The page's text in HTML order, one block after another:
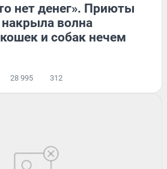
нет денег». Приюты
волна
и собак нечем
28 995 312